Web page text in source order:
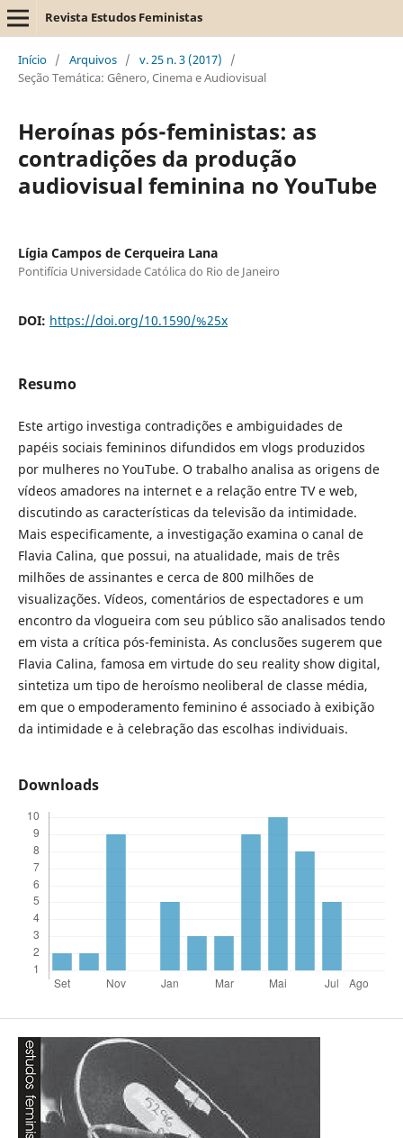
Revista Estudos Feministas
Início / Arquivos / v. 25 n. 3 (2017)
/
Seção Temática: Gênero, Cinema e Audiovisual
Heroínas pós-feministas: as
contradições da produção
audiovisual feminina no YouTube
Lígia Campos de Cerqueira Lana
Pontifícia Universidade Católica do Rio de Janeiro
DOI: https://doi.org/10.1590/%25x
Resumo
Este artigo investiga contradições e ambiguidades de
papéis sociais femininos difundidos em vlogs produzidos
por mulheres no YouTube. O trabalho analisa as origens de
vídeos amadores na internet e a relação entre TV e web,
discutindo as características da televisão da intimidade.
Mais especificamente, a investigação examina o canal de
Flavia Calina, que possui, na atualidade, mais de três
milhões de assinantes e cerca de 800 milhões de
visualizações. Vídeos, comentários de espectadores e um
encontro da vlogueira com seu público são analisados tendo
em vista a crítica pós-feminista. As conclusões sugerem que
Flavia Calina, famosa em virtude do seu reality show digital,
sintetiza um tipo de heroísmo neoliberal de classe média,
em que o empoderamento feminino é associado à exibição
da intimidade e à celebração das escolhas individuais.
Downloads